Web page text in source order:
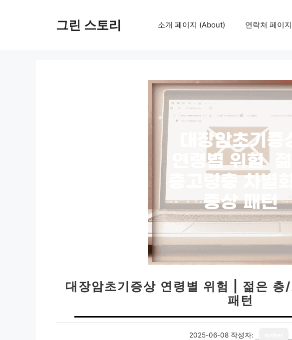
그린 스토리 소개 페이지 (About) 연락처 페이
대장암초기증상 연령별 위험 | 젊은 층
패턴
2025-06-08 작성자: